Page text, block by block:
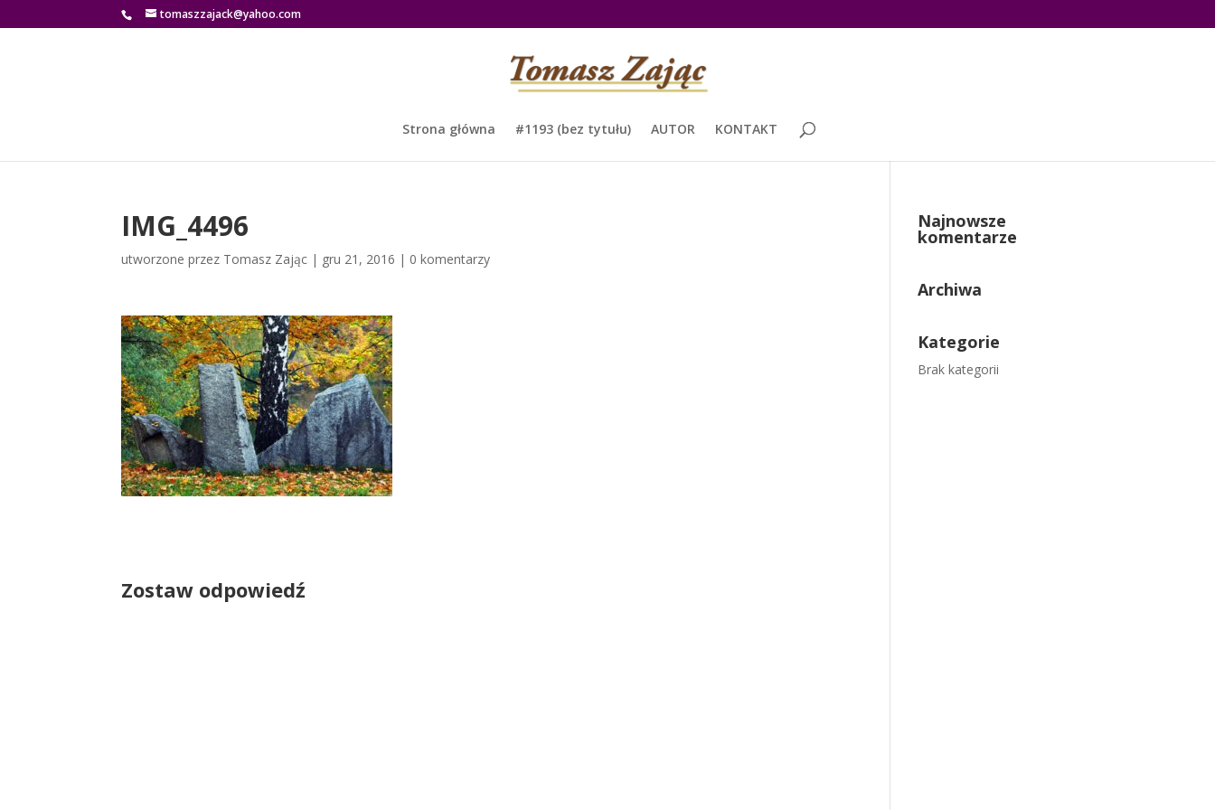
tomaszzajack@yahoo.com
Strona główna #1193 (bez tytułu) AUTOR KONTAKT
IMG_4496
utworzone przez Tomasz Zając | gru 21, 2016 | 0 komentarzy
Zostaw odpowiedź
Najnowsze
komentarze
Archiwa
Kategorie
Brak kategorii